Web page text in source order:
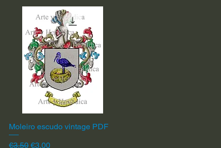
Quick View
Moleiro escudo vintage PDF
Regular Price
€3.50 Sale Price
€3.00